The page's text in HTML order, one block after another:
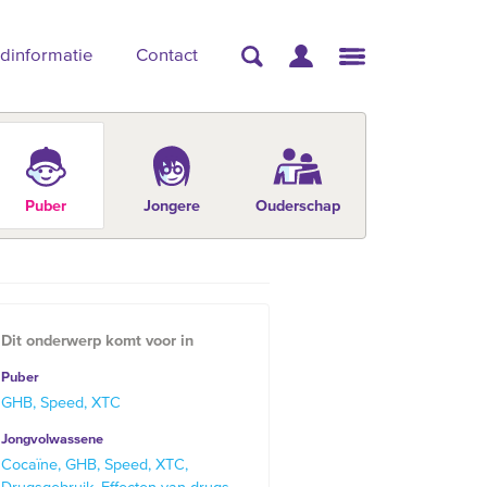
Contact
Puber Jongere Ouderschap
Dit onderwerp komt voor in
Puber
GHB Speed XTC
Jongvolwassene
Cocaïne GHB Speed
XTC